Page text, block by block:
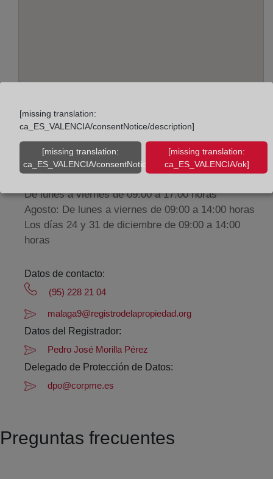
Adreça:
Cerrojo, 17 - 3º, 29007
Horario:
De lunes a viernes de 09:00 a 17:00 horas
Agosto: De lunes a viernes de 09:00 a 14:00 horas
Los días 24 y 31 de diciembre de 09:00 a 14:00
horas
Datos de contacto:
(95) 228 21 04
malaga9@registrodelapropiedad.org
Datos del Registrador:
Pedro José Morilla Pérez
Delegado de Protección de Datos:
dpo@corpme.es
Preguntas frecuentes
[missing translation:
ca_ES_VALENCIA/consentNotice/description]
[missing translation:
ca_ES_VALENCIA/consentNotice/learnMore]
[missing translation:
ca_ES_VALENCIA/ok]